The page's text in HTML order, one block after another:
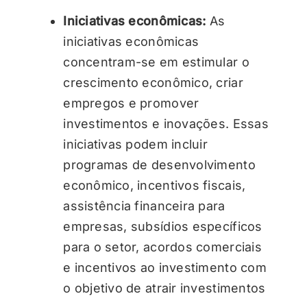
Iniciativas econômicas: As
iniciativas econômicas
concentram-se em estimular o
crescimento econômico, criar
empregos e promover
investimentos e inovações. Essas
iniciativas podem incluir
programas de desenvolvimento
econômico, incentivos fiscais,
assistência financeira para
empresas, subsídios específicos
para o setor, acordos comerciais
e incentivos ao investimento com
o objetivo de atrair investimentos